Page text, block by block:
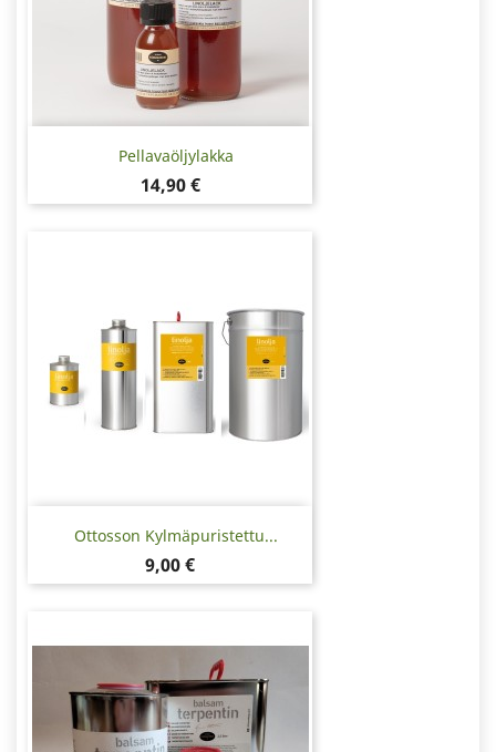
Pellavaöljylakka
Hinta
14,90 €
Ottosson Kylmäpuristettu...
Hinta
9,00 €